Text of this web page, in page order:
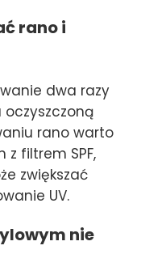
rano i
dwa razy
oczyszczoną
rano warto
z filtrem SPF,
zwiększać
UV.
nie